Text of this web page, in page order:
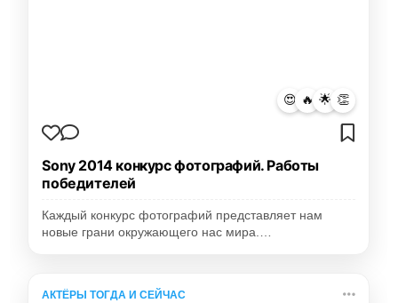
😍 🔥 🌟 👏
Sony 2014 конкурс фотографий. Работы
победителей
Каждый конкурс фотографий представляет нам
новые грани окружающего нас мира.…
АКТЁРЫ ТОГДА И СЕЙЧАС